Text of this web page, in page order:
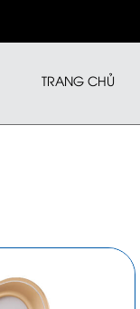
TRANG CHỦ